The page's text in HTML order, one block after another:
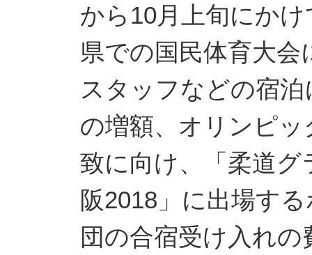
から10月上旬にか
県での国民体育大会
スタッフなどの宿
の増額、オリンピッ
致に向け、「柔道グ
阪2018」に出場す
団の合宿受け入れ